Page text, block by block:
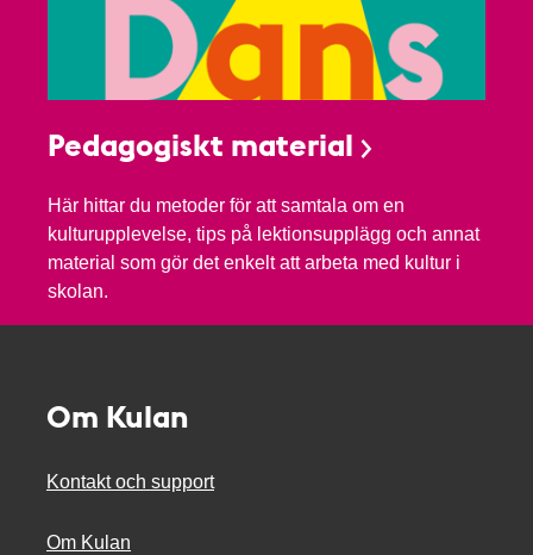
Pedagogiskt material
Här hittar du metoder för att samtala om en
kulturupplevelse, tips på lektionsupplägg och annat
material som gör det enkelt att arbeta med kultur i
skolan.
Om Kulan
Kontakt och support
Om Kulan